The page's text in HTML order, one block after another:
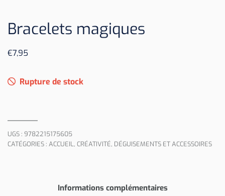
Bracelets magiques
€7,95
Rupture de stock
UGS : 9782215175605
CATÉGORIES : ACCUEIL, CRÉATIVITÉ, DÉGUISEMENTS ET ACCESSOIRES
Informations complémentaires